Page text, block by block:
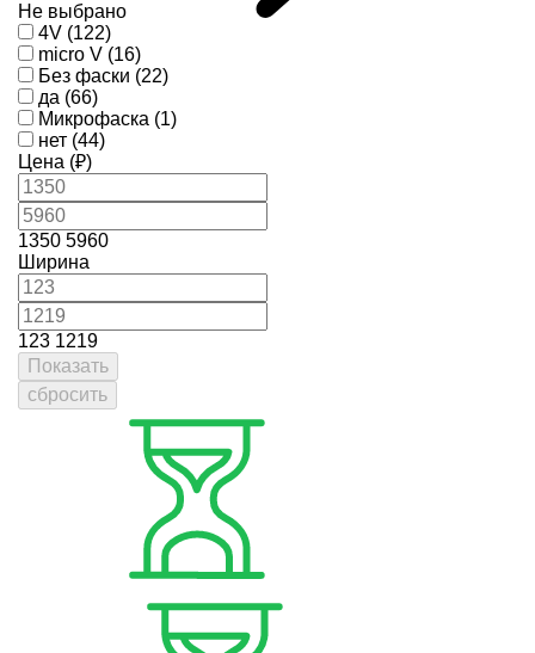
Не выбрано
4V (122)
micro V (16)
Без фаски (22)
да (66)
Микрофаска (1)
нет (44)
Цена (₽)
1350 5960
Ширина
123 1219
Показать
сбросить